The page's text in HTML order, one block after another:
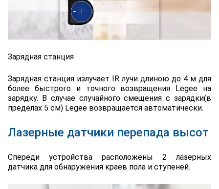
Зарядная станция
Зарядная станция излучает IR лучи длиною до 4 м для
более быстрого и точного возвращения Legee на
зарядку. В случае случайного смещения с зарядки(в
пределах 5 см) Legee возвращается автоматически.
Лазерные датчики перепада высот
Спереди устройства расположены 2 лазерных
датчика для обнаружения краев пола и ступеней.